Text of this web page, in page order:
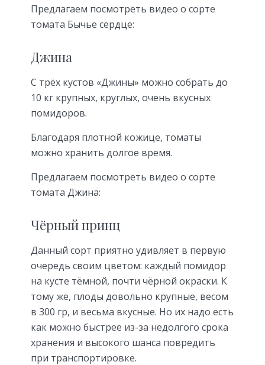
Предлагаем посмотреть видео о сорте
томата Бычье сердце:
Джина
С трёх кустов «Джины» можно собрать до
10 кг крупных, круглых, очень вкусных
помидоров.
Благодаря плотной кожице, томаты
можно хранить долгое время.
Предлагаем посмотреть видео о сорте
томата Джина:
Чёрный принц
Данный сорт приятно удивляет в первую
очередь своим цветом: каждый помидор
на кусте тёмной, почти чёрной окраски. К
тому же, плоды довольно крупные, весом
в 300 гр, и весьма вкусные. Но их надо есть
как можно быстрее из-за недолгого срока
хранения и высокого шанса повредить
при транспортировке.